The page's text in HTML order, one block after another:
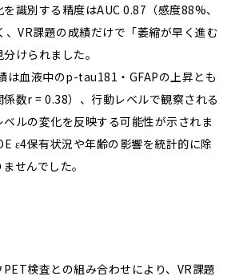
識別する精度はAUC 0.87（感度88%、
VR課題の成績だけで「萎縮が早く進む
けられました。
は血液中のp-tau181・GFAPの上昇とも
数r = 0.38）、行動レベルで観察される
ルの変化を反映する可能性が示されま
ε4保有状況や年齢の影響を統計的に除
せんでした。
検査との組み合わせにより、VR課題